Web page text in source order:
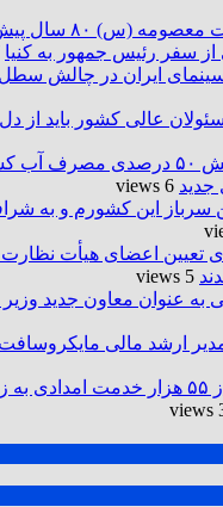
(س) ۸۰ سال پیش+تصویر
از سفر رئیس جمهور به کنیا
ایران در چالش سطل
عالی کشور باید از دل
قابلیت کاهش ۵۰ درصدی مصرف
جدید 6 views
سرباز این کشورم و به
تعیین اعضای هیأت نظارت
5 views
به عنوان معاون جدید
ارشد مالی
ارائه بیش از ۵۵ هزار خدمت
3